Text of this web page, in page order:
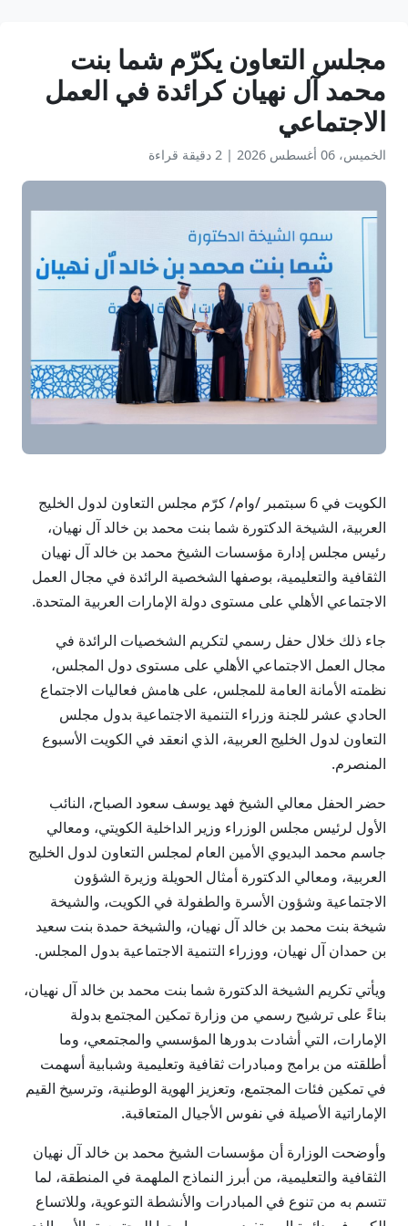
‎مجلس التعاون يكرّم شما بنت
محمد آل نهيان كرائدة في العمل
الاجتماعي
الخميس، 06 أغسطس 2026 | 2 دقيقة قراءة
الكويت في 6 سبتمبر /وام/ كرّم مجلس التعاون لدول الخليج
العربية، الشيخة الدكتورة شما بنت محمد بن خالد آل نهيان،
رئيس مجلس إدارة مؤسسات الشيخ محمد بن خالد آل نهيان
الثقافية والتعليمية، بوصفها الشخصية الرائدة في مجال العمل
الاجتماعي الأهلي على مستوى دولة الإمارات العربية المتحدة.
جاء ذلك خلال حفل رسمي لتكريم الشخصيات الرائدة في
مجال العمل الاجتماعي الأهلي على مستوى دول المجلس،
نظمته الأمانة العامة للمجلس، على هامش فعاليات الاجتماع
الحادي عشر للجنة وزراء التنمية الاجتماعية بدول مجلس
التعاون لدول الخليج العربية، الذي انعقد في الكويت الأسبوع
المنصرم.
حضر الحفل معالي الشيخ فهد يوسف سعود الصباح، النائب
الأول لرئيس مجلس الوزراء وزير الداخلية الكويتي، ومعالي
جاسم محمد البديوي الأمين العام لمجلس التعاون لدول الخليج
العربية، ومعالي الدكتورة أمثال الحويلة وزيرة الشؤون
الاجتماعية وشؤون الأسرة والطفولة في الكويت، والشيخة
شيخة بنت محمد بن خالد آل نهيان، والشيخة حمدة بنت سعيد
بن حمدان آل نهيان، ووزراء التنمية الاجتماعية بدول المجلس.
ويأتي تكريم الشيخة الدكتورة شما بنت محمد بن خالد آل نهيان،
بناءً على ترشيح رسمي من وزارة تمكين المجتمع بدولة
الإمارات، التي أشادت بدورها المؤسسي والمجتمعي، وما
أطلقته من برامج ومبادرات ثقافية وتعليمية وشبابية أسهمت
في تمكين فئات المجتمع، وتعزيز الهوية الوطنية، وترسيخ القيم
الإماراتية الأصيلة في نفوس الأجيال المتعاقبة.
وأوضحت الوزارة أن مؤسسات الشيخ محمد بن خالد آل نهيان
الثقافية والتعليمية، من أبرز النماذج الملهمة في المنطقة، لما
تتسم به من تنوع في المبادرات والأنشطة التوعوية، وللاتساع